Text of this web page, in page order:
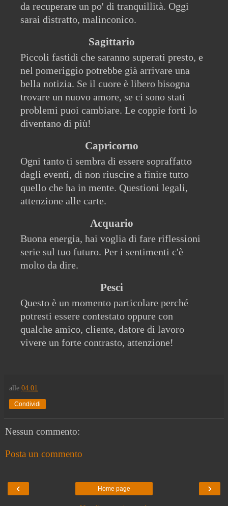
da recuperare un po' di tranquillità. Oggi
sarai distratto, malinconico.
Sagittario
Piccoli fastidi che saranno superati presto, e
nel pomeriggio potrebbe già arrivare una
bella notizia. Se il cuore è libero bisogna
trovare un nuovo amore, se ci sono stati
problemi puoi cambiare. Le coppie forti lo
diventano di più!
Capricorno
Ogni tanto ti sembra di essere sopraffatto
dagli eventi, di non riuscire a finire tutto
quello che ha in mente. Questioni legali,
attenzione alle carte.
Acquario
Buona energia, hai voglia di fare riflessioni
serie sul tuo futuro. Per i sentimenti c'è
molto da dire.
Pesci
Questo è un momento particolare perché
potresti essere contestato oppure con
qualche amico, cliente, datore di lavoro
vivere un forte contrasto, attenzione!
alle 04:01
Condividi
Nessun commento:
Posta un commento
‹ ›
Home page